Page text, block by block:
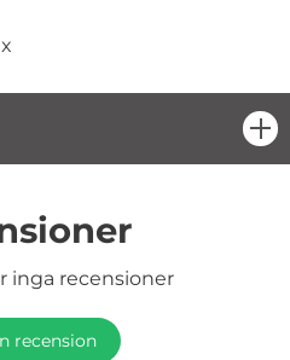
inga recensioner
recension